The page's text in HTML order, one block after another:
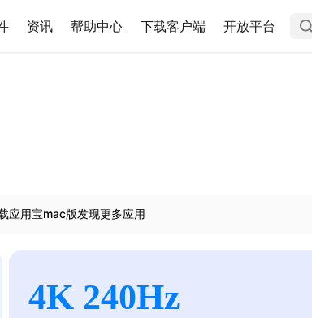
资讯 帮助中心 下载客户端 开放平台
应用宝mac版发现更多应用
4K 240Hz